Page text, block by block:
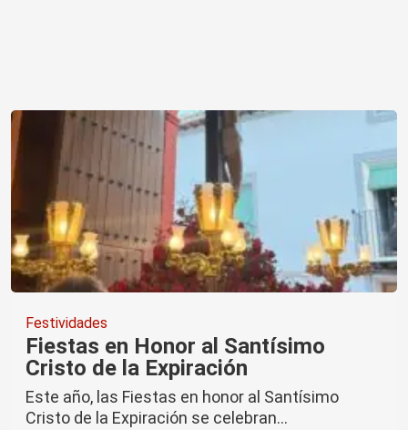
Festividades
Fiestas en Honor al Santísimo
Cristo de la Expiración
Este año, las Fiestas en honor al Santísimo
Cristo de la Expiración se celebran…